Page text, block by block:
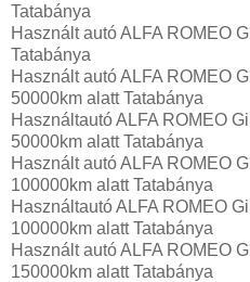
Tatabánya
Használt autó‎ ALFA ROMEO
Tatabánya
Használt autó‎ ALFA ROMEO
50000km alatt Tatabánya
Használtautó‎ ALFA ROMEO
50000km alatt Tatabánya
Használt autó‎ ALFA ROMEO
100000km alatt Tatabánya
Használtautó‎ ALFA ROMEO
100000km alatt Tatabánya
Használt autó‎ ALFA ROMEO
150000km alatt Tatabánya